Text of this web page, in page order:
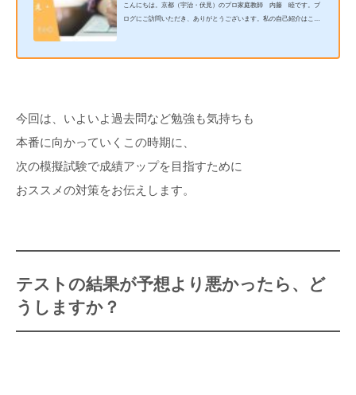
こんにちは。京都（宇治・伏見）のプロ家庭教師 内藤 睦です。ブ
ログにご訪問いただき、ありがとうございます。私の自己紹介はこち
イミングではないでしょうか。学校のテストには慣れていても、模擬
緊張...
今回は、いよいよ過去問など勉強も気持ちも
本番に向かっていくこの時期に、
次の模擬試験で成績アップを目指すために
おススメの対策をお伝えします。
テストの結果が予想より悪かったら、ど
うしますか？